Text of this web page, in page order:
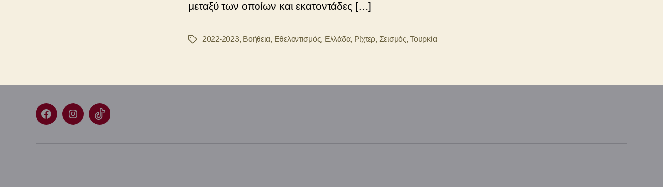
μεταξύ των οποίων και εκατοντάδες […]
Ετικέτες2022-2023, Βοήθεια, Εθελοντισμός, Ελλάδα, Ρίχτερ, Σεισμός,Τουρκία
FacebookInstagram
TikTok